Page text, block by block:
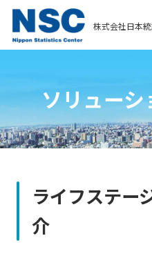
株式会社日本
ソリュー
ライフステー
介